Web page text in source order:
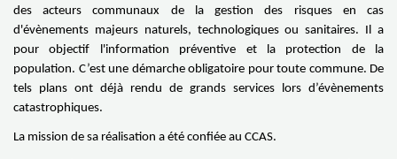
des acteurs communaux de la gestion des risques en cas
d'évènements majeurs naturels, technologiques ou sanitaires. Il a
pour objectif l'information préventive et la protection de la
population. C’est une démarche obligatoire pour toute commune. De
tels plans ont déjà rendu de grands services lors d’évènements
catastrophiques.
La mission de sa réalisation a été confiée au CCAS.